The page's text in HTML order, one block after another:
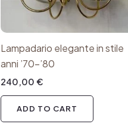
Lampadario elegante in stile
anni ’70-’80
240,00 €
ADD TO CART